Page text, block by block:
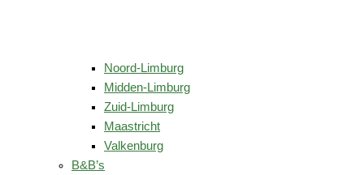
Noord-Limburg
Midden-Limburg
Zuid-Limburg
Maastricht
Valkenburg
B&B’s